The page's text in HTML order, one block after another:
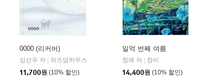
0000 (리커버)
임선우 저
위즈덤하우스
11,700원 (10% 할인)
일억 번째 여름
청예 저
창비
14,400원 (10% 할인)